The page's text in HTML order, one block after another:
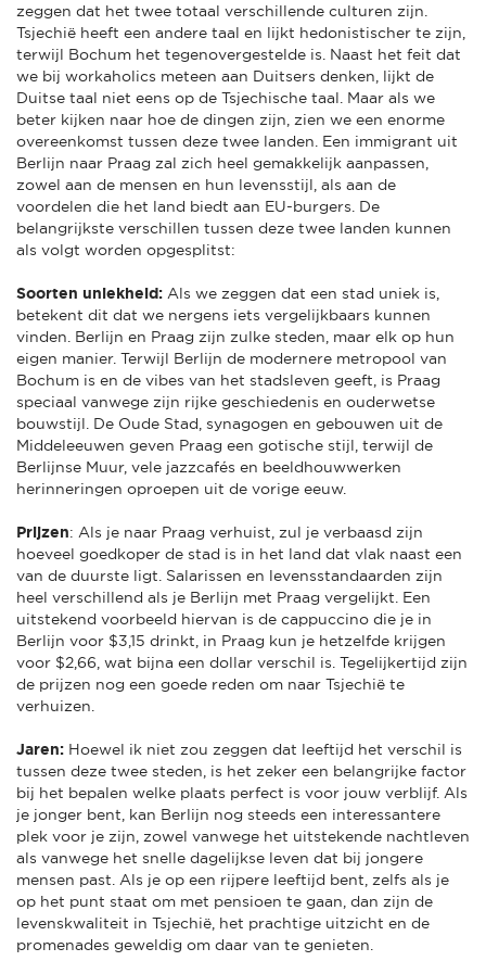
zeggen dat het twee totaal verschillende culturen zijn.
Tsjechië heeft een andere taal en lijkt hedonistischer te zijn,
terwijl Bochum het tegenovergestelde is. Naast het feit dat
we bij workaholics meteen aan Duitsers denken, lijkt de
Duitse taal niet eens op de Tsjechische taal. Maar als we
beter kijken naar hoe de dingen zijn, zien we een enorme
overeenkomst tussen deze twee landen. Een immigrant uit
Berlijn naar Praag zal zich heel gemakkelijk aanpassen,
zowel aan de mensen en hun levensstijl, als aan de
voordelen die het land biedt aan EU-burgers. De
belangrijkste verschillen tussen deze twee landen kunnen
als volgt worden opgesplitst:
Soorten uniekheid: Als we zeggen dat een stad uniek is,
betekent dit dat we nergens iets vergelijkbaars kunnen
vinden. Berlijn en Praag zijn zulke steden, maar elk op hun
eigen manier. Terwijl Berlijn de modernere metropool van
Bochum is en de vibes van het stadsleven geeft, is Praag
speciaal vanwege zijn rijke geschiedenis en ouderwetse
bouwstijl. De Oude Stad, synagogen en gebouwen uit de
Middeleeuwen geven Praag een gotische stijl, terwijl de
Berlijnse Muur, vele jazzcafés en beeldhouwwerken
herinneringen oproepen uit de vorige eeuw.
Prijzen: Als je naar Praag verhuist, zul je verbaasd zijn
hoeveel goedkoper de stad is in het land dat vlak naast een
van de duurste ligt. Salarissen en levensstandaarden zijn
heel verschillend als je Berlijn met Praag vergelijkt. Een
uitstekend voorbeeld hiervan is de cappuccino die je in
Berlijn voor $3,15 drinkt, in Praag kun je hetzelfde krijgen
voor $2,66, wat bijna een dollar verschil is. Tegelijkertijd zijn
de prijzen nog een goede reden om naar Tsjechië te
verhuizen.
Jaren: Hoewel ik niet zou zeggen dat leeftijd het verschil is
tussen deze twee steden, is het zeker een belangrijke factor
bij het bepalen welke plaats perfect is voor jouw verblijf. Als
je jonger bent, kan Berlijn nog steeds een interessantere
plek voor je zijn, zowel vanwege het uitstekende nachtleven
als vanwege het snelle dagelijkse leven dat bij jongere
mensen past. Als je op een rijpere leeftijd bent, zelfs als je
op het punt staat om met pensioen te gaan, dan zijn de
levenskwaliteit in Tsjechië, het prachtige uitzicht en de
promenades geweldig om daar van te genieten.